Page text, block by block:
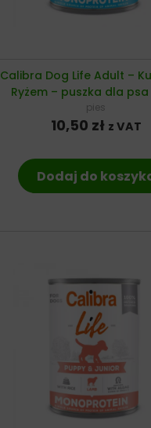
Calibra Dog Life Adult –
Ryżem – puszka dla
pies
10,50 zł z VAT
Dodaj do